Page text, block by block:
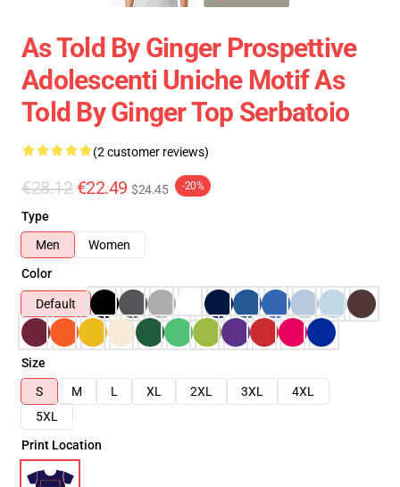
As Told By Ginger Prospettive
Adolescenti Uniche Motif As
Told By Ginger Top Serbatoio
(2 customer reviews)
€28.12 €22.49 $24.45 -20%
Type
Men
Women
Color
Default
Size
S
M L XL 2XL 3XL
4XL
5XL
Print Location